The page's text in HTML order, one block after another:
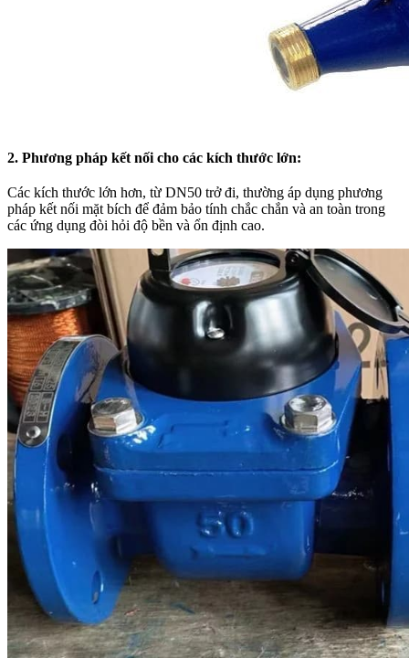
2. Phương pháp kết nối cho các kích thước lớn:
Các kích thước lớn hơn, từ DN50 trở đi, thường áp dụng phương
pháp kết nối mặt bích để đảm bảo tính chắc chắn và an toàn trong
các ứng dụng đòi hỏi độ bền và ổn định cao.